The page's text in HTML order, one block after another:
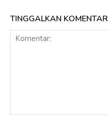
TINGGALKAN KOMENTAR